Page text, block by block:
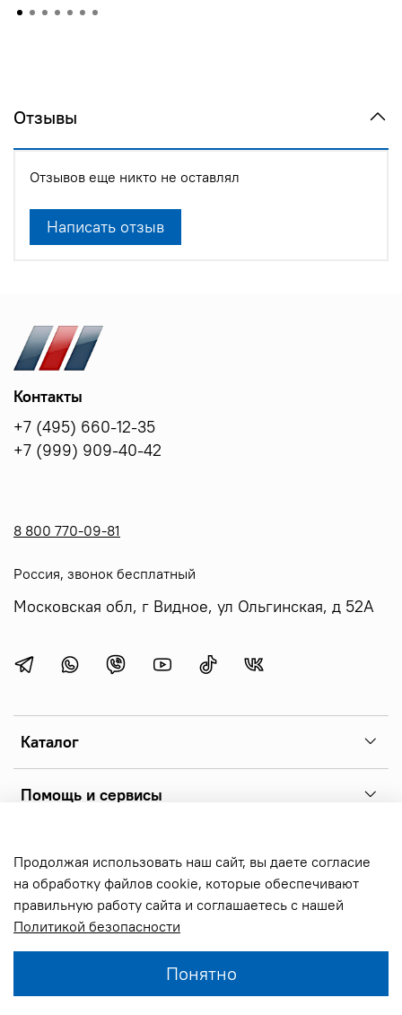
В корзину
Отзывы
Отзывов еще никто не оставлял
Написать отзыв
Каталог
Помощь и сервисы
Контакты
+7 (495) 660-12-35
+7 (999) 909-40-42
8 800 770-09-81
Россия, звонок бесплатный
Московская обл, г Видное, ул Ольгинская, д 52А
Copyright 2026 © sonoff.ru - фирменный интернет-магазин
реле sonoff, выключателей и аксессуаров. Все права
защищены.
Продолжая использовать наш сайт, вы даете согласие
на обработку файлов cookie, которые обеспечивают
правильную работу сайта и соглашаетесь с нашей
Политикой безопасности
Понятно